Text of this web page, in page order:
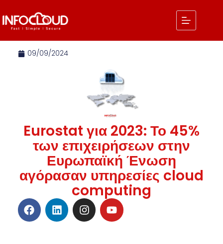
09/09/2024
Eurostat για 2023: Το 45%
των επιχειρήσεων στην
Ευρωπαϊκή Ένωση
αγόρασαν υπηρεσίες cloud
computing